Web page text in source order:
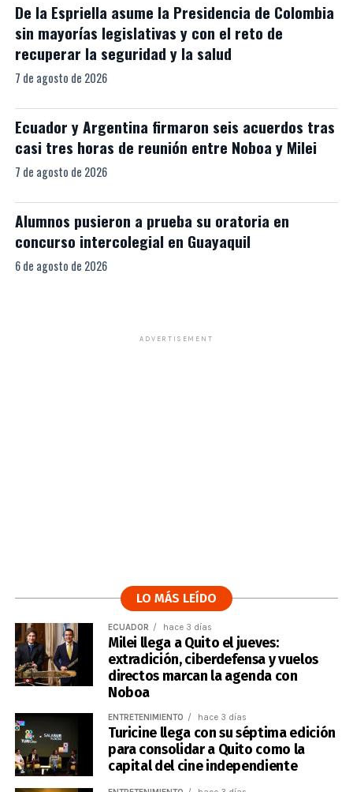
De la Espriella asume la Presidencia de Colombia
sin mayorías legislativas y con el reto de
recuperar la seguridad y la salud
7 de agosto de 2026
Ecuador y Argentina firmaron seis acuerdos tras
casi tres horas de reunión entre Noboa y Milei
7 de agosto de 2026
Alumnos pusieron a prueba su oratoria en
concurso intercolegial en Guayaquil
6 de agosto de 2026
ADVERTISEMENT
LO MÁS LEÍDO
ECUADOR hace 3 días
Milei llega a Quito el jueves:
extradición, ciberdefensa y vuelos
directos marcan la agenda con
Noboa
ENTRETENIMIENTO hace 3 días
Turicine llega con su séptima edición
para consolidar a Quito como la
capital del cine independiente